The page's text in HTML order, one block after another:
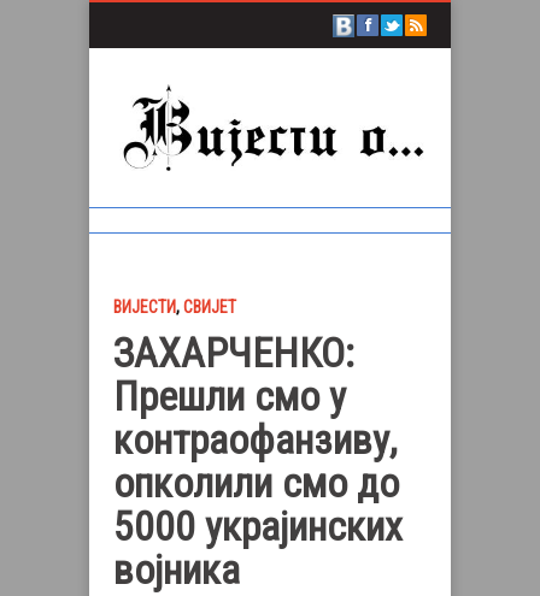
ВИЈЕСТИ,СВИЈЕТ
ЗАХАРЧЕНКО:
Прешли смо у
контраофанзиву,
опколили смо до
5000 украјинских
војника